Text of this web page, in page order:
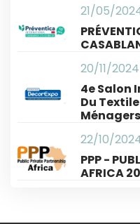
21/05/
20/11/2024
4e Salon
Du
Ménagers
22/10/
PPP -
AFRICA